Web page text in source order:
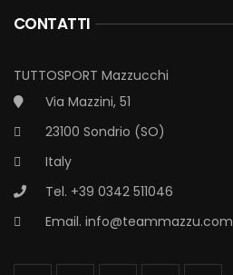
CONTATTI
TUTTOSPORT Mazzucchi
Via Mazzini, 51
23100 Sondrio (SO)
Italy
Tel. +39 0342 511046
Email. info@teammazzu.com